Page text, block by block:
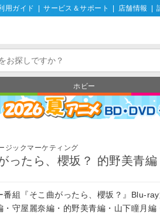
用ガイド サービス＆サポート 店舗情報
ホビー
ジックマーケティング
ったら、櫻坂？ 的野美青編
番組『そこ曲がったら、櫻坂？』Blu-
・守屋麗奈編・的野美青編・山下瞳月編